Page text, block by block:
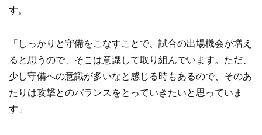
す。
「しっかりと守備をこなすことで、試合の出場機会が増え
ると思うので、そこは意識して取り組んでいます。ただ、
少し守備への意識が多いなと感じる時もあるので、そのあ
たりは攻撃とのバランスをとっていきたいと思っていま
す」